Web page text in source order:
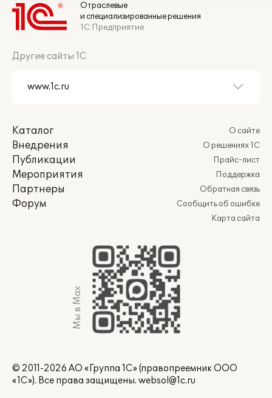
Отраслевые
и специализированные решения
1С:Предприятие
Другие сайты 1С
Каталог
Внедрения
Публикации
Мероприятия
Партнеры
Форум
О сайте
О решениях 1С
Прайс-лист
Поддержка
Обратная связь
Сообщить об ошибке
Карта сайта
Мы в Max
© 2011-2026 АО «Группа 1С» (правопреемник ООО
«1С»). Все права защищены. websol@1c.ru